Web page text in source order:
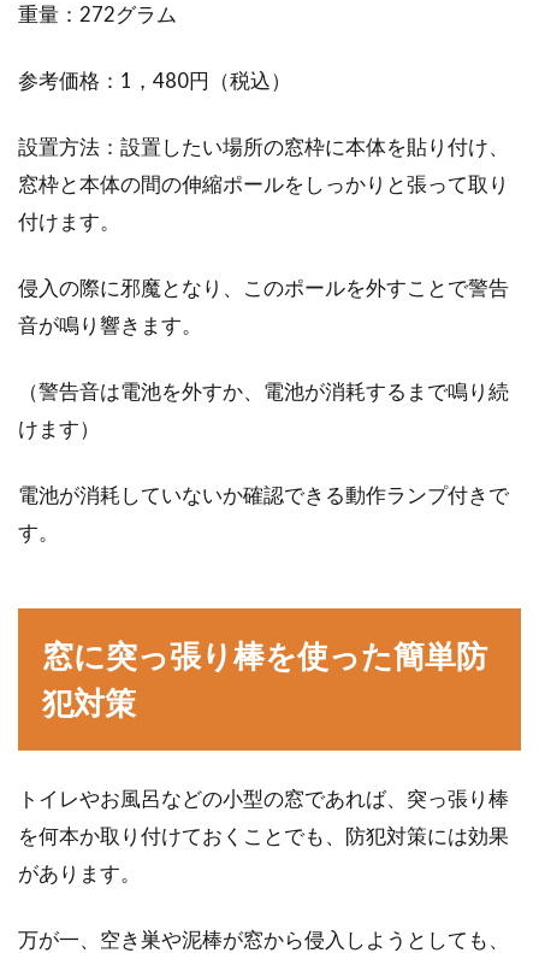
寒い冬になると、次第に窓辺の冷えが気になっ
てきます。そこで、窓辺に防寒パネルを設置し
性的なレバー付き窓の特徴
般的な窓...
気づくと汚い窓のレール！きれいに
窓や窓まわりの掃除は、毎日忙しくしていると
年末の大掃除...
の仕方や収納以外の活用法
世代の人...
重量：272グラム
参考価格：1，480円（税込）
設置方法：設置したい場所の窓枠に本体を貼り付け、
窓枠と本体の間の伸縮ポールをしっかりと張って取り
付けます。
侵入の際に邪魔となり、このポールを外すことで警告
音が鳴り響きます。
（警告音は電池を外すか、電池が消耗するまで鳴り続
けます）
電池が消耗していないか確認できる動作ランプ付きで
す。
窓に突っ張り棒を使った簡単防
犯対策
トイレやお風呂などの小型の窓であれば、突っ張り棒
を何本か取り付けておくことでも、防犯対策には効果
があります。
万が一、空き巣や泥棒が窓から侵入しようとしても、